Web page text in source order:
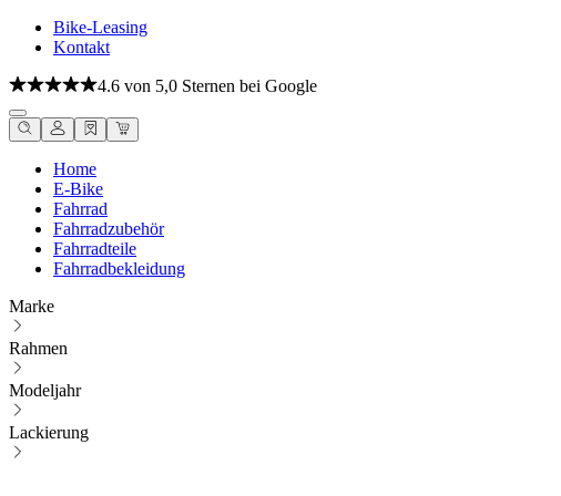
Bike-Leasing
Kontakt
4.6 von 5,0 Sternen bei Google
Home
E-Bike
Fahrrad
Fahrradzubehör
Fahrradteile
Fahrradbekleidung
Marke
Rahmen
Modeljahr
Lackierung